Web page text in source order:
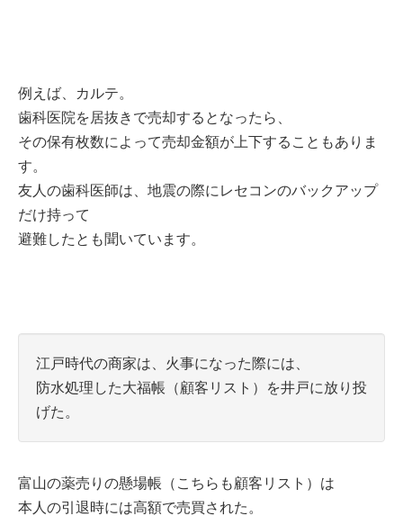
例えば、カルテ。
歯科医院を居抜きで売却するとなったら、
その保有枚数によって売却金額が上下することもありま
す。
友人の歯科医師は、地震の際にレセコンのバックアップ
だけ持って
避難したとも聞いています。
江戸時代の商家は、火事になった際には、
防水処理した大福帳（顧客リスト）を井戸に放り投
げた。
富山の薬売りの懸場帳（こちらも顧客リスト）は
本人の引退時には高額で売買された。